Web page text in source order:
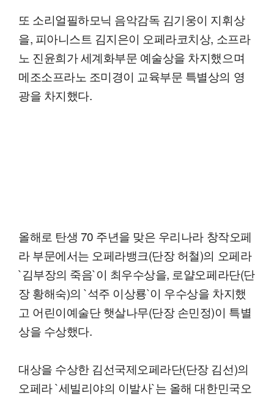
또 소리얼필하모닉 음악감독 김기웅이 지휘상
을, 피아니스트 김지은이 오페라코치상, 소프라
노 진윤희가 세계화부문 예술상을 차지했으며
메조소프라노 조미경이 교육부문 특별상의 영
광을 차지했다.
올해로 탄생 70 주년을 맞은 우리나라 창작오페
라 부문에서는 오페라뱅크(단장 허철)의 오페라
`김부장의 죽음`이 최우수상을, 로얄오페라단(단
장 황해숙)의 `석주 이상룡`이 우수상을 차지했
고 어린이예술단 햇살나무(단장 손민정)이 특별
상을 수상했다.
대상을 수상한 김선국제오페라단(단장 김선)의
오페라 `세빌리야의 이발사`는 올해 대한민국오